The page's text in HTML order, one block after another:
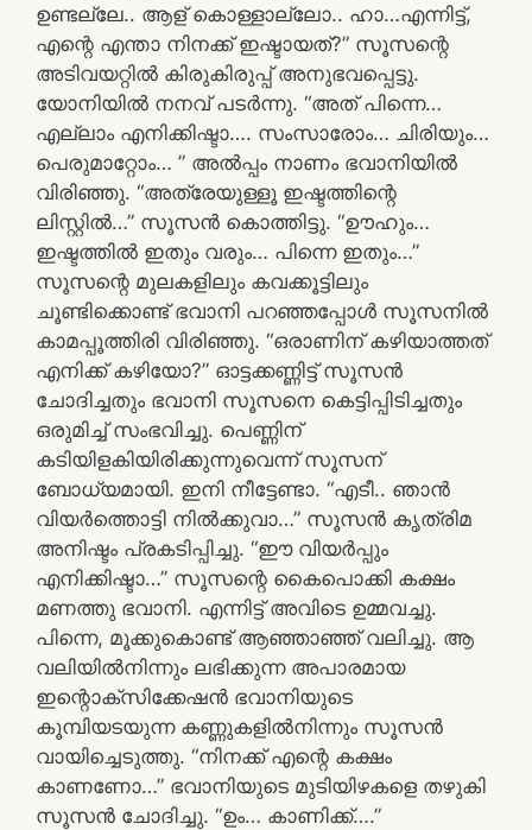
ഉണ്ടല്ലേ.. ആള് കൊള്ളാല്ലോ.. ഹാ…എന്നിട്ട്,
എന്റെ എന്താ നിനക്ക് ഇഷ്ടായത്?” സൂസന്റെ
അടിവയറ്റിൽ കിരുകിരുപ്പ് അനുഭവപ്പെട്ടു.
യോനിയിൽ നനവ് പടർന്നു. “അത് പിന്നെ…
എല്ലാം എനിക്കിഷ്ടാ…. സംസാരോം… ചിരിയും…
പെരുമാറ്റോം… ” അൽപ്പം നാണം ഭവാനിയിൽ
വിരിഞ്ഞു. “അത്രേയുള്ളൂ ഇഷ്ടത്തിന്റെ
ലിസ്റ്റിൽ…” സൂസൻ കൊത്തിട്ടു. “ഊഹും…
ഇഷ്ടത്തിൽ ഇതും വരും… പിന്നെ ഇതും…”
സൂസന്റെ മുലകളിലും കവക്കൂട്ടിലും
ചൂണ്ടിക്കൊണ്ട് ഭവാനി പറഞ്ഞപ്പോൾ സൂസനിൽ
കാമപ്പൂത്തിരി വിരിഞ്ഞു. “ഒരാണിന് കഴിയാത്തത്
എനിക്ക് കഴിയോ?” ഓട്ടക്കണ്ണിട്ട് സൂസൻ
ചോദിച്ചതും ഭവാനി സൂസനെ കെട്ടിപ്പിടിച്ചതും
ഒരുമിച്ച് സംഭവിച്ചു. പെണ്ണിന്
കടിയിളകിയിരിക്കുന്നുവെന്ന് സൂസന്
ബോധ്യമായി. ഇനി നീട്ടേണ്ടാ. “എടീ.. ഞാൻ
വിയർത്തൊട്ടി നിൽക്കുവാ…” സൂസൻ കൃത്രിമ
അനിഷ്ടം പ്രകടിപ്പിച്ചു. “ഈ വിയർപ്പും
എനിക്കിഷ്ടാ…” സൂസന്റെ കൈപൊക്കി കക്ഷം
മണത്തു ഭവാനി. എന്നിട്ട് അവിടെ ഉമ്മവച്ചു.
പിന്നെ, മൂക്കുകൊണ്ട് ആഞ്ഞാഞ്ഞ് വലിച്ചു. ആ
വലിയിൽനിന്നും ലഭിക്കുന്ന അപാരമായ
ഇന്റൊക്സിക്കേഷൻ ഭവാനിയുടെ
കൂമ്പിയടയുന്ന കണ്ണുകളിൽനിന്നും സൂസൻ
വായിച്ചെടുത്തു. “നിനക്ക് എന്റെ കക്ഷം
കാണണോ…” ഭവാനിയുടെ മുടിയിഴകളെ തഴുകി
സൂസൻ ചോദിച്ചു. “ഉം… കാണിക്ക്….”